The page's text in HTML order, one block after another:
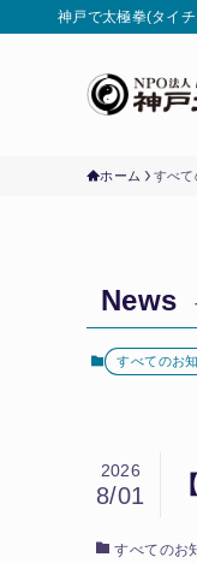
神戸で太極拳(タイ
ホーム すべて
News
すべてのお
2026
8/01
すべてのお